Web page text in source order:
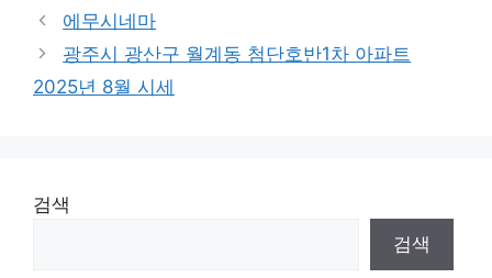
에무시네마
광주시 광산구 월계동 첨단호반1차 아파트
2025년 8월 시세
검색
검색